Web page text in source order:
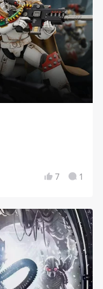
7 1